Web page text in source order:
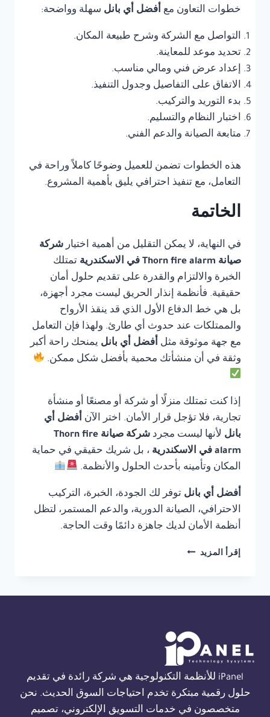
خطوات التعاون مع أفضل أي بانل سهلة وواضحة:
التواصل مع الشركة وشرح طبيعة المكان.
تحديد موعد للمعاينة.
إعداد عرض فني ومالي مناسب.
الاتفاق على التفاصيل وجدول التنفيذ.
بدء التوريد والتركيب.
اختبار النظام والتسليم.
متابعة الصيانة والدعم الفني.
هذه الخطوات تضمن للعميل وضوحًا كاملاً وراحة في
التعامل، مع تنفيذ احترافي يليق بأهمية المشروع.
الخاتمة
في النهاية، لا يمكن التقليل من أهمية اختيار شركة
صيانة Thorn fire alarm في الاسكندرية
تمتلك
الخبرة والالتزام والقدرة على تقديم حلول أمان
حقيقية. فأنظمة إنذار الحريق ليست مجرد أجهزة،
بل هي خط الدفاع الأول الذي قد ينقذ الأرواح
والممتلكات عند حدوث أي طارئ. ولهذا فإن التعامل
مع جهة موثوقة مثل أفضل أي بانل يمنحك راحة أكبر
وثقة في أن منشأتك محمية بأفضل شكل ممكن.
إذا كنت تمتلك منزلًا أو شركة أو مصنعًا أو منشأة
تجارية، فلا تؤجل قرار الأمان. اختر الآن أفضل أي
بانل لأنها ليست مجرد
شركة صيانة Thorn fire
alarm في الاسكندرية
، بل شريك حقيقي في حماية
المكان وتأمينه بأحدث الحلول والأنظمة.
أفضل أي بانل توفر لك الجودة، الخبرة، التركيب
الاحترافي، الصيانة الدورية، والدعم المستمر، لتظل
أنظمة الأمان لديك جاهزة دائمًا وقت الحاجة.
إقرأ المزيد شركة
01554305486
iPanel للأنظمة التكنولوجية هي شركة رائدة في تقديم
حلول رقمية مبتكرة تخدم احتياجات السوق الحديث. نحن
متخصصون في خدمات التسويق الإلكتروني، تصميم